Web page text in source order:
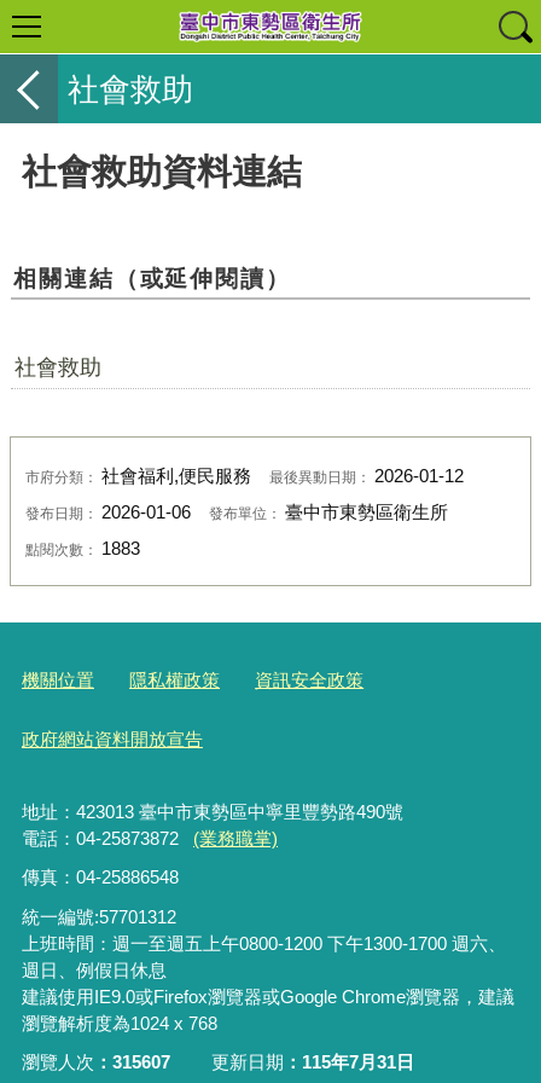
社會救助
社會救助資料連結
相關連結（或延伸閱讀）
社會救助
市府分類： 社會福利,便民服務 最後異動日期： 2026-01-12
發布日期： 2026-01-06 發布單位： 臺中市東勢區衛生所
點閱次數： 1883
機關位置 隱私權政策 資訊安全政策
政府網站資料開放宣告
地址：423013 臺中市東勢區中寧里豐勢路490號
電話：04-25873872
(業務職掌)
傳真：04-25886548
統一編號:57701312
上班時間：週一至週五上午0800-1200 下午1300-1700 週六、
週日、例假日休息
建議使用IE9.0或Firefox瀏覽器或Google Chrome瀏覽器，建議
瀏覽解析度為1024 x 768
瀏覽人次
315607 更新日期 115年7月31日